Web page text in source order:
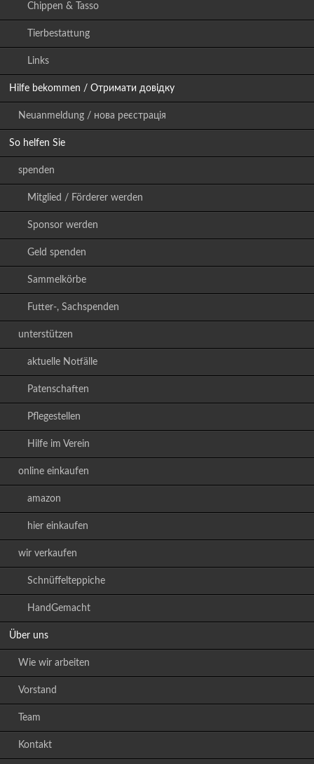
Chippen & Tasso
Tierbestattung
Links
Hilfe bekommen / Отримати довідку
Neuanmeldung / нова реєстрація
So helfen Sie
spenden
Mitglied / Förderer werden
Sponsor werden
Geld spenden
Sammelkörbe
Futter-, Sachspenden
unterstützen
aktuelle Notfälle
Patenschaften
Pflegestellen
Hilfe im Verein
online einkaufen
amazon
hier einkaufen
wir verkaufen
Schnüffelteppiche
HandGemacht
Über uns
Wie wir arbeiten
Vorstand
Team
Kontakt